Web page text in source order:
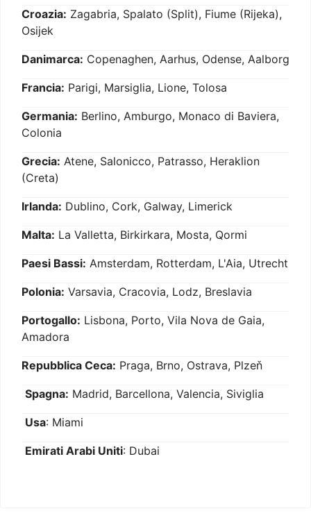
Croazia: Zagabria, Spalato (Split), Fiume (Rijeka),
Osijek
Danimarca: Copenaghen, Aarhus, Odense, Aalborg
Francia: Parigi, Marsiglia, Lione, Tolosa
Germania: Berlino, Amburgo, Monaco di Baviera,
Colonia
Grecia: Atene, Salonicco, Patrasso, Heraklion
(Creta)
Irlanda: Dublino, Cork, Galway, Limerick
Malta: La Valletta, Birkirkara, Mosta, Qormi
Paesi Bassi: Amsterdam, Rotterdam, L'Aia, Utrecht
Polonia: Varsavia, Cracovia, Lodz, Breslavia
Portogallo: Lisbona, Porto, Vila Nova de Gaia,
Amadora
Repubblica Ceca: Praga, Brno, Ostrava, Plzeň
Spagna: Madrid, Barcellona, Valencia, Siviglia
Usa: Miami
Emirati Arabi Uniti: Dubai